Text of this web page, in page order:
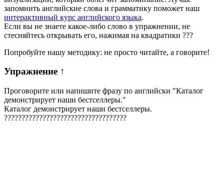
запомнить английские слова и грамматику поможет наш
интерактивный курс английского языка.
Если вы не знаете какое-либо слово в упражнении, не
стесняйтесь открывать его, нажимая на квадратики ???
Попробуйте нашу методику: не просто читайте, а говорите!
Упражнение ↑
Проговорите или напишите фразу по английски "Каталог
демонстрирует наши бестселлеры."
Каталог демонстрирует наши бестселлеры.
???????????????????????????????????